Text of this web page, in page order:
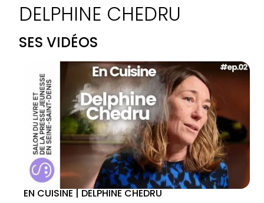
DELPHINE CHEDRU
SES VIDÉOS
EN CUISINE | DELPHINE CHEDRU